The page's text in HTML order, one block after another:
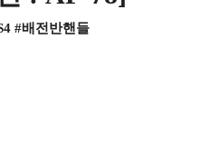
#배전반핸들